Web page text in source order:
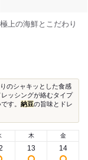
上の海鮮とこだわり
のシャキッとした食感
ッシングが絡むタイプ
す。 納豆の旨味とドレ
木
13
金
14